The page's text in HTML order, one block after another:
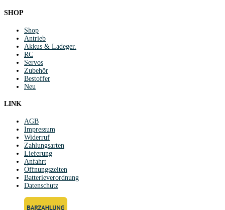
SHOP
Shop
Antrieb
Akkus & Ladeger.
RC
Servos
Zubehör
Bestoffer
Neu
LINK
AGB
Impressum
Widerruf
Zahlungsarten
Lieferung
Anfahrt
Öffnungszeiten
Batterieverordnung
Datenschutz